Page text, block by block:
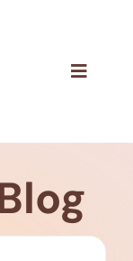
Toggle
İletişim